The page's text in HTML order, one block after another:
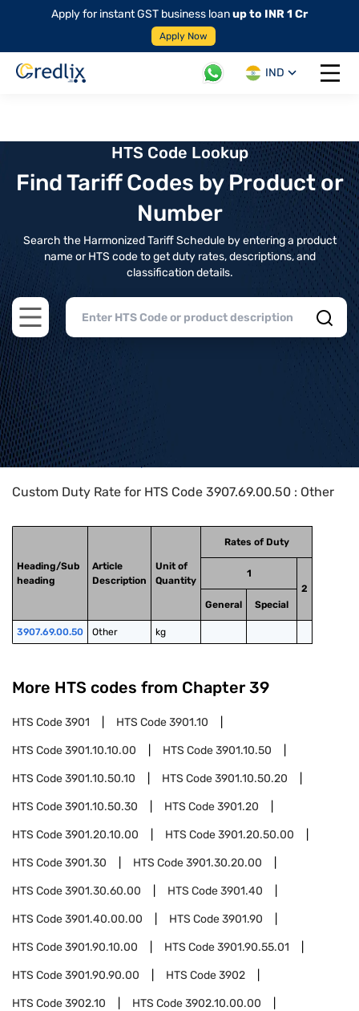
Apply for instant GST business loanup to INR 1 Cr
Apply Now
IND
Open
HTS Code Lookup
Find Tariff Codes by Product or
Number
Search the Harmonized Tariff Schedule by entering a product
name or HTS code to get duty rates, descriptions, and
classification details.
Open main menu
Home>HTS Codes> Chapter
Custom Duty Rate for HTS Code 3907.69.00.50 : Other
Heading/Sub
heading
Article
Description
Unit of
Quantity
Rates of Duty
1
2
General
Special
3907.69.00.50 Other kg
More HTS codes from Chapter 39
HTS Code3901 HTS Code3901.10
HTS Code3901.10.10.00 HTS Code3901.10.50
HTS Code3901.10.50.10 HTS Code3901.10.50.20
HTS Code3901.10.50.30 HTS Code3901.20
HTS Code3901.20.10.00 HTS Code3901.20.50.00
HTS Code3901.30 HTS Code3901.30.20.00
HTS Code3901.30.60.00 HTS Code3901.40
HTS Code3901.40.00.00 HTS Code3901.90
HTS Code3901.90.10.00 HTS Code3901.90.55.01
HTS Code3901.90.90.00 HTS Code3902
HTS Code3902.10 HTS Code3902.10.00.00